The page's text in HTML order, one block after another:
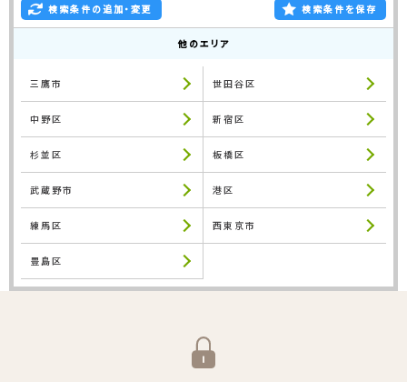
検索条件の追加・変更 検索条件を保存
他のエリア
三鷹市 世田谷区
中野区 新宿区
杉並区 板橋区
武蔵野市 港区
練馬区 西東京市
豊島区